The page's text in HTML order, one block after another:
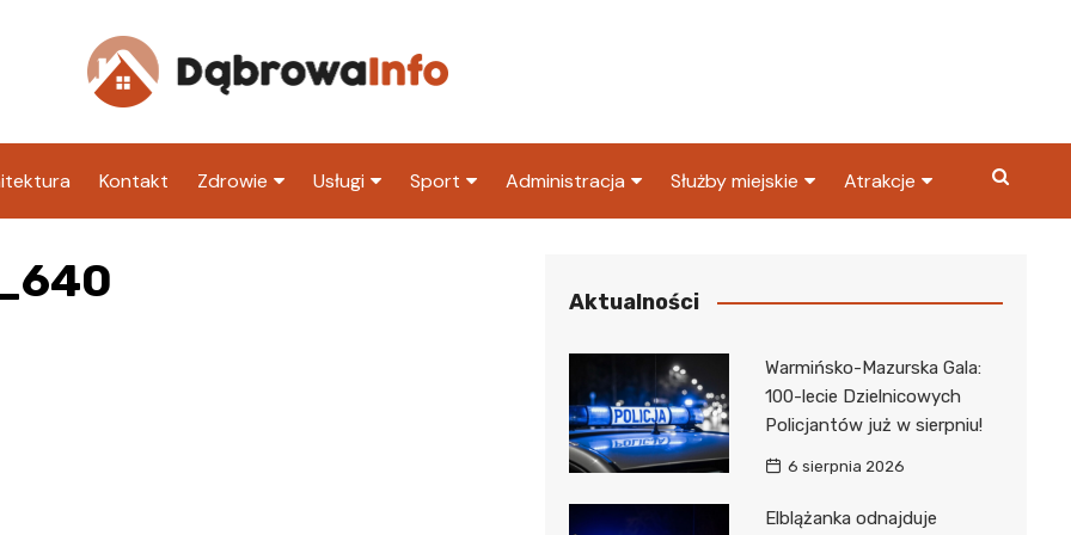
Kontakt Zdrowie Usługi Sport Administracja
Urząd Skarbowy
Służby miejskie
Policja
Atrakcje
Aktualności
Warmińsko-Mazurska Gala:
100-lecie Dzielnicowych
Policjantów już w sierpniu!
6 sierpnia 2026
Elblążanka odnajduje